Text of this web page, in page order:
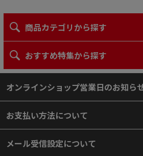
商品カテゴリから探す
おすすめ特集から探す
オンラインショップ営業日のお知ら
お支払い方法について
メール受信設定について